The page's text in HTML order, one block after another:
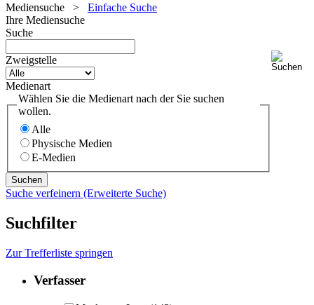
Mediensuche > Einfache Suche
Ihre Mediensuche
Suche
Zweigstelle
Medienart
Wählen Sie die Medienart nach der Sie suchen
wollen.
Alle
Physische Medien
E-Medien
Suche verfeinern (Erweiterte Suche)
Suchfilter
Zur Trefferliste springen
Verfasser